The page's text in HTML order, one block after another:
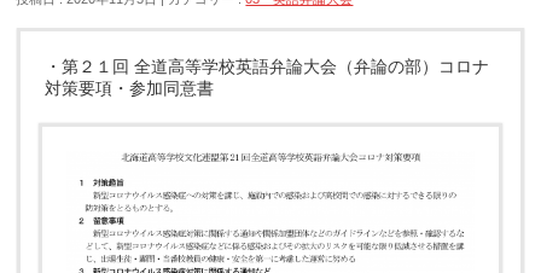
・第２１回 全道高等学校英語弁論大会（弁論の部）コロナ
対策要項・参加同意書